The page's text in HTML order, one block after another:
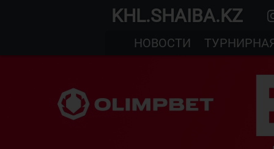
KHL.SHAIBA.KZ
НОВОСТИ